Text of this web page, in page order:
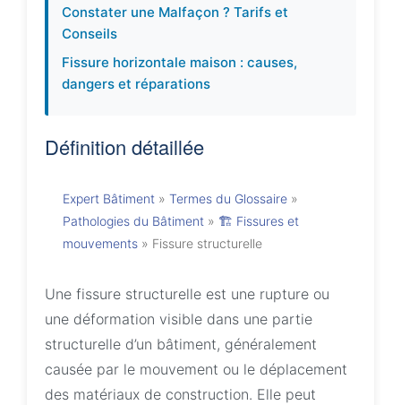
Constater une Malfaçon ? Tarifs et
Conseils
Fissure horizontale maison : causes,
dangers et réparations
Définition détaillée
Expert Bâtiment » Termes du Glossaire »
Pathologies du Bâtiment » 🏗️ Fissures et
mouvements » Fissure structurelle
Une fissure structurelle est une rupture ou
une déformation visible dans une partie
structurelle d’un bâtiment, généralement
causée par le mouvement ou le déplacement
des matériaux de construction. Elle peut